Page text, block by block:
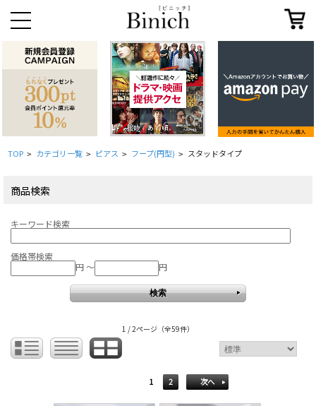
TOP > カテゴリ一覧 > ピアス > フープ(円型) > スタッドタイプ
商品検索
キーワード検索
価格帯検索
円 ～
円
1 / 2ページ （全59件）
1 2 次へ